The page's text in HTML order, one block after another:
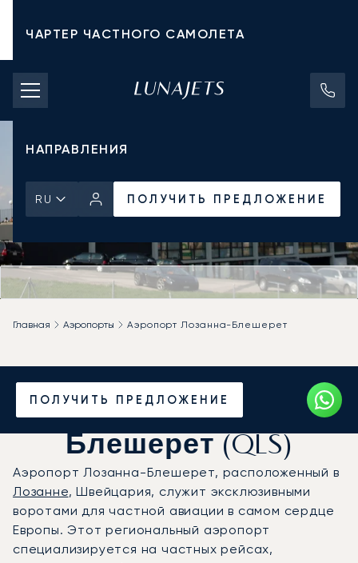
ЧАРТЕР ЧАСТНОГО САМОЛЕТА
СТОИМОСТЬ ЧАРТЕРА
ЧАСТНЫЕ САМОЛЕТЫ
НАПРАВЛЕНИЯ
RU ПОЛУЧИТЬ ПРЕДЛОЖЕНИЕ
ПОЛУЧИТЬ ПРЕДЛОЖЕНИЕ
Главная Аэропорты Аэропорт Лозанна-Блешерет
Частный джет в
аэропорт Лозанна-
Блешерет (QLS)
Аэропорт Лозанна-Блешерет, расположенный в
Лозанне, Швейцария, служит эксклюзивными
воротами для частной авиации в самом сердце
Европы. Этот региональный аэропорт
специализируется на частных рейсах,